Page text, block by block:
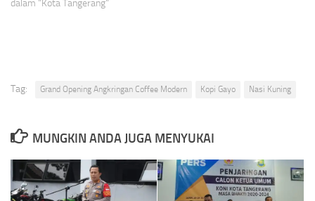
dalam "Kota Tangerang"
Tag: Grand Opening Angkringan Coffee Modern Kopi Gayo Nasi Kuning
MUNGKIN ANDA JUGA MENYUKAI